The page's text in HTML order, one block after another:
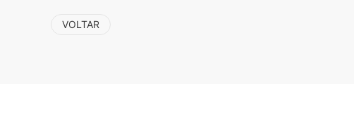
VOLTAR